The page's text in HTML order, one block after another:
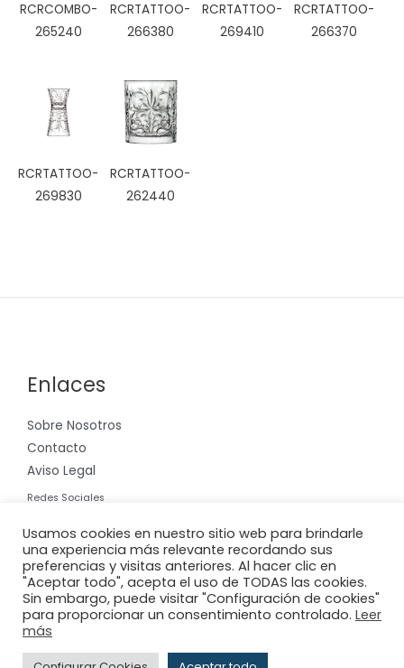
RCRCOMBO-
265240
RCRTATTOO-
266380
RCRTATTOO-
269410
RCRTATTOO-
266370
RCRTATTOO-
269830
RCRTATTOO-
262440
Enlaces
Sobre Nosotros
Contacto
Aviso Legal
Redes Sociales
Copyright © 2026 Riera International, S.A.
Usamos cookies en nuestro sitio web para brindarle
una experiencia más relevante recordando sus
preferencias y visitas anteriores. Al hacer clic en
"Aceptar todo", acepta el uso de TODAS las cookies.
Sin embargo, puede visitar "Configuración de cookies"
para proporcionar un consentimiento controlado. Leer
más